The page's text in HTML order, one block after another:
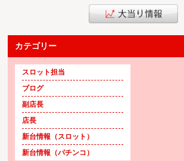
カテゴリー
スロット担当
ブログ
副店長
店長
新台情報（スロット）
新台情報（パチンコ）